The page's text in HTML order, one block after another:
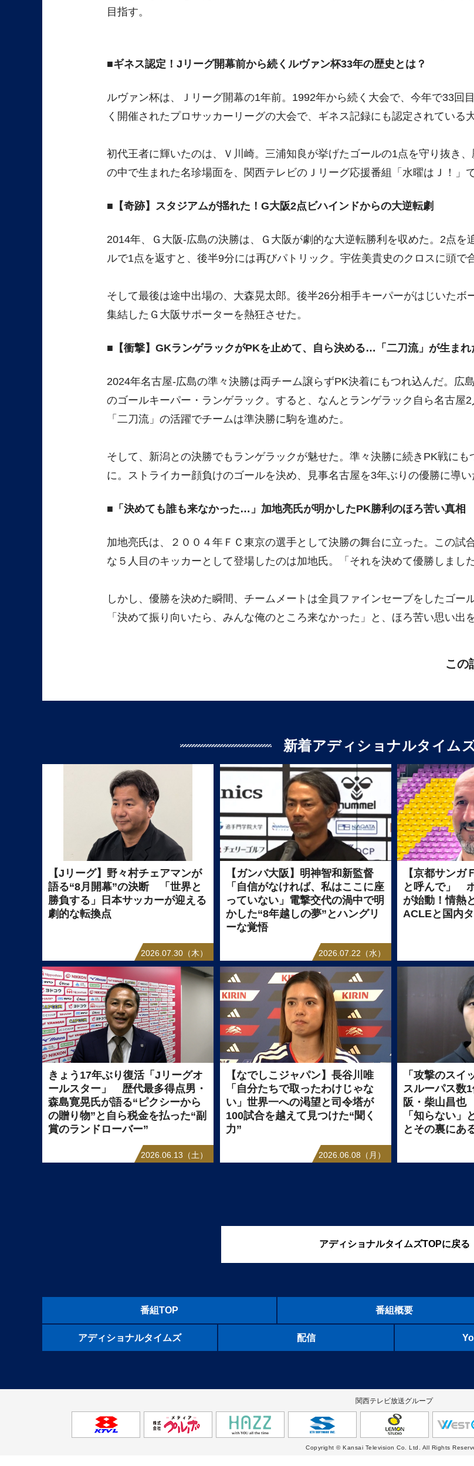
目指す。
ギネス認定！Jリーグ開幕前から続くルヴァン杯33年の歴史とは？
ルヴァン杯は、Ｊリーグ開幕の1年前。1992年から続く大会で、今年で33回
く開催されたプロサッカーリーグの大会で、ギネス記録にも認定されている
初代王者に輝いたのは、Ｖ川崎。三浦知良が挙げたゴールの1点を守り抜き
の中で生まれた名珍場面を、関西テレビのＪリーグ応援番組「水曜はＪ！」
【奇跡】スタジアムが揺れた！G大阪2点ビハインドからの大逆転劇
2014年、Ｇ大阪-広島の決勝は、Ｇ大阪が劇的な大逆転勝利を収めた。2点を
ルで1点を返すと、後半9分には再びパトリック。宇佐美貴史のクロスに頭で
そして最後は途中出場の、大森晃太郎。後半26分相手キーパーがはじいたボ
集結したＧ大阪サポーターを熱狂させた。
【衝撃】GKランゲラックがPKを止めて、自ら決める…「二刀流」が生まれ
2024年名古屋-広島の準々決勝は両チーム譲らずPK決着にもつれ込んだ。広
のゴールキーパー・ランゲラック。すると、なんとランゲラック自ら名古屋
「二刀流」の活躍でチームは準決勝に駒を進めた。
そして、新潟との決勝でもランゲラックが魅せた。準々決勝に続きPK戦に
に。ストライカー顔負けのゴールを決め、見事名古屋を3年ぶりの優勝に導い
「決めても誰も来なかった…」加地亮氏が明かしたPK勝利のほろ苦い真相
加地亮氏は、２００４年ＦＣ東京の選手として決勝の舞台に立った。この試
な５人目のキッカーとして登場したのは加地氏。「それを決めて優勝しまし
しかし、優勝を決めた瞬間、チームメートは全員ファインセーブをしたゴー
「決めて振り向いたら、みんな俺のところ来なかった」と、ほろ苦い思い出
この
新着アディショナルタイム
【Jリーグ】野々村チェアマンが
語る“8月開幕”の決断 「世界と
勝負する」日本サッカーが迎える
劇的な転換点
2026.07.30（木）
【ガンバ大阪】明神智和新監督
「自信がなければ、私はここに座
っていない」電撃交代の渦中で明
かした“8年越しの夢”とハングリ
ーな覚悟
2026.07.22（水）
【京都サンガ
と呼んで」
が始動！情熱
ACLEと国内
きょう17年ぶり復活「Jリーグオ
ールスター」 歴代最多得点男・
森島寛晃氏が語る“ピクシーから
の贈り物”と自ら税金を払った“副
賞のランドローバー”
2026.06.13（土）
【なでしこジャパン】長谷川唯
「自分たちで取ったわけじゃな
い」世界一への渇望と司令塔が
100試合を越えて見つけた“聞く
力”
2026.06.08（月）
「攻撃のスイ
スルーパス数
阪・柴山昌
「知らない」
とその裏にあ
アディショナルタイムズTOPに戻る
番組TOP 番組概要
アディショナルタイムズ 配信
関西テレビ放送グループ
Copyright © Kansai Television Co. Ltd. All Rights